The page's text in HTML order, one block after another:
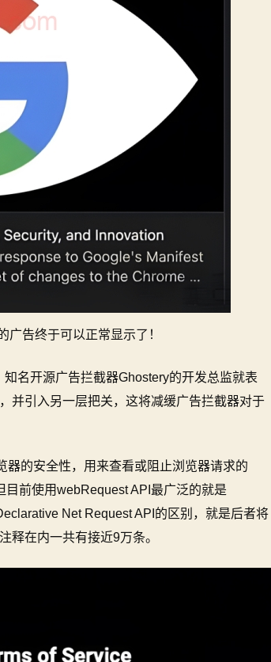
告终于可以正常显示了！
名开源广告拦截器Ghostery的开发总监就表
并引入另一层把关，这将减缓广告拦截器对于
器的安全性，用来查看或阻止浏览器请求的
前使用webRequest API最广泛的就是
Net Request API的区别，就是后者将
释在内一共有接近9万条。